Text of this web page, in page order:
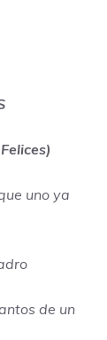
uno ya
de un